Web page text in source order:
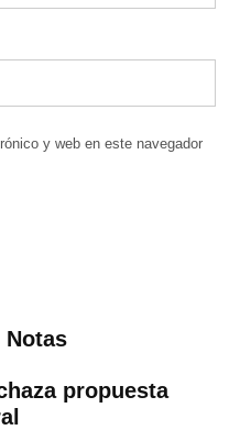
y web en este navegador
Notas
propuesta